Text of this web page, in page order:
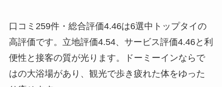
口コミ259件・総合評価4.46は6選中トップタイの
高評価です。立地評価4.54、サービス評価4.46と利
便性と接客の質が光ります。ドーミーインならで
はの大浴場があり、観光で歩き疲れた体をゆった